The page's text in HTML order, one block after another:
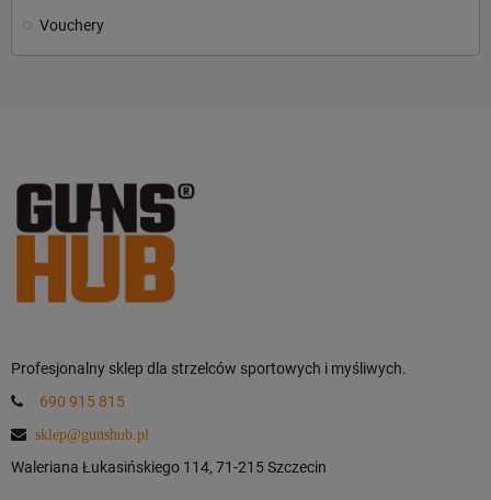
Vouchery
Profesjonalny sklep dla strzelców sportowych i myśliwych.
690 915 815
sklep@gunshub.pl
Waleriana Łukasińskiego 114, 71-215 Szczecin